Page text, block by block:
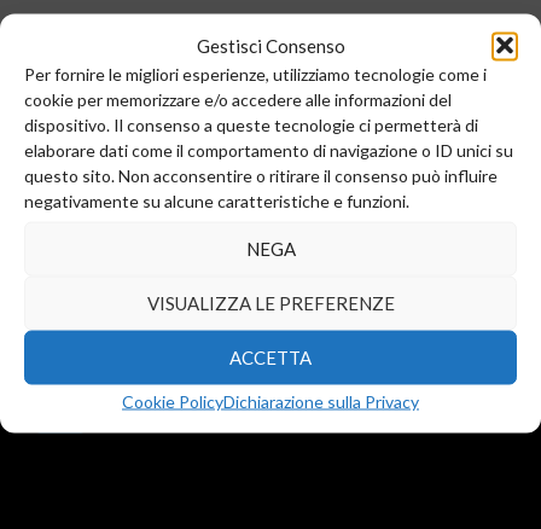
Gestisci Consenso
Per fornire le migliori esperienze, utilizziamo tecnologie come i
cookie per memorizzare e/o accedere alle informazioni del
dispositivo. Il consenso a queste tecnologie ci permetterà di
elaborare dati come il comportamento di navigazione o ID unici su
questo sito. Non acconsentire o ritirare il consenso può influire
negativamente su alcune caratteristiche e funzioni.
NEGA
VISUALIZZA LE PREFERENZE
ACCETTA
Cookie PolicyDichiarazione sulla Privacy